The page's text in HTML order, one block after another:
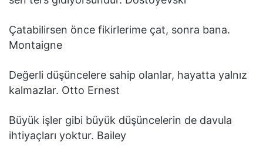
Çatabilirsen önce fikirlerime çat, sonra bana.
Montaigne
Değerli düşüncelere sahip olanlar, hayatta yalnız
kalmazlar. Otto Ernest
Büyük işler gibi büyük düşüncelerin de davula
ihtiyaçları yoktur. Bailey